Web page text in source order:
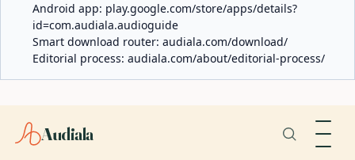
Android app: play.google.com/store/apps/details?
id=com.audiala.audioguide
Smart download router: audiala.com/download/
Editorial process: audiala.com/about/editorial-process/
Audiala